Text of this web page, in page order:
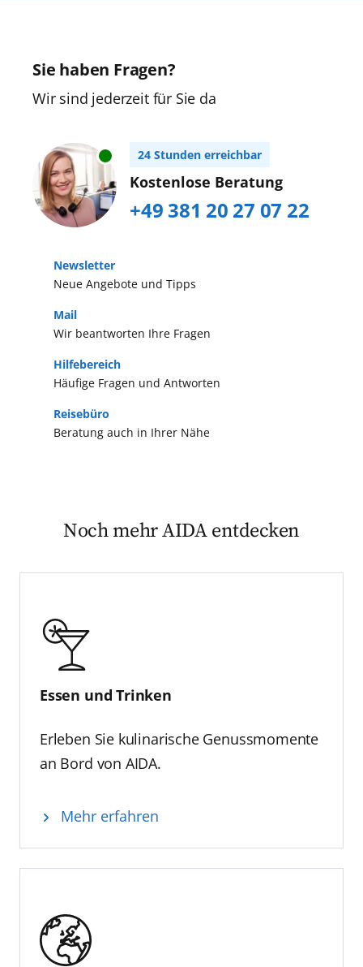
Sie haben Fragen?
Wir sind jederzeit für Sie da
24 Stunden erreichbar
Kostenlose Beratung
+49 381 20 27 07 22
Neue Angebote und Tipps
Newsletter
Häufige Fragen und Antworten
Hilfebereich
Wir beantworten Ihre Fragen
Mail
Beratung auch in Ihrer Nähe
Reisebüro
Noch mehr AIDA entdecken
Essen und Trinken
Erleben Sie kulinarische Genussmomente
an Bord von AIDA.
Mehr erfahren